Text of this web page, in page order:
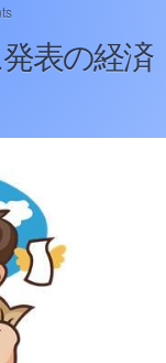
表の経済